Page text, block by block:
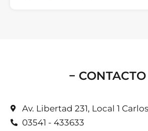
− CONTACTO
Av. Libertad 231, Local 1
03541 - 433633